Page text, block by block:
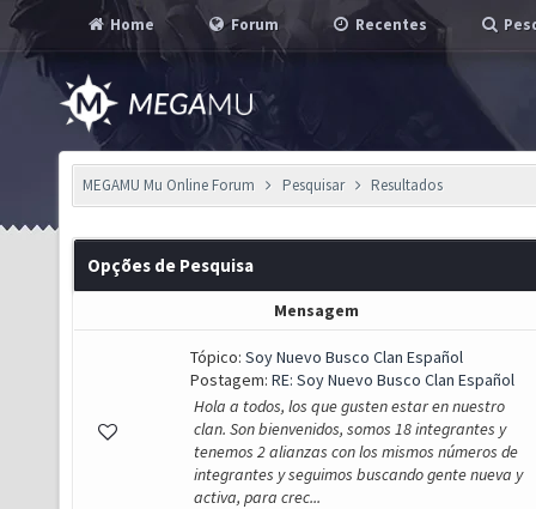
Home Forum Recentes
MEGAMU Mu Online Forum Pesquisar Resultados
Opções de Pesquisa
Mensagem
Tópico: Soy Nuevo Busco Clan Español
Postagem: RE: Soy Nuevo Busco Clan Español
Hola a todos, los que gusten estar en nuestro
clan. Son bienvenidos, somos 18 integrantes y
tenemos 2 alianzas con los mismos números de
integrantes y seguimos buscando gente nueva y
activa, para crec...